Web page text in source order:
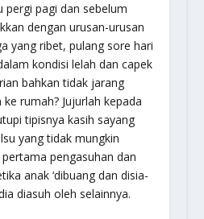
pagi dan sebelum
dengan urusan-urusan
yang ribet, pulang sore hari
kondisi lelah dan capek
bahkan tidak jarang
rumah? Jujurlah kepada
tipisnya kasih sayang
yang tidak mungkin
pengasuhan dan
anak ‘dibuang dan disia-
diasuh oleh selainnya.